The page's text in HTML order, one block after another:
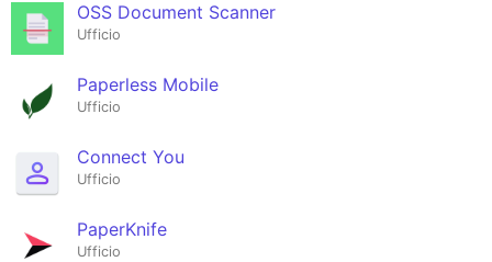
OSS Document Scanner
Ufficio
Paperless Mobile
Ufficio
Connect You
Ufficio
PaperKnife
Ufficio